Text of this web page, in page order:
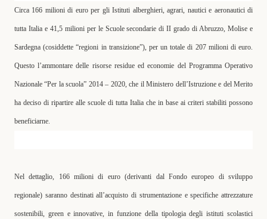
Circa 166 milioni di europer gli Istituti alberghieri, agrari, nautici e aeronautici di
tutta Italia e 41,5 milioniper le Scuole secondarie di II grado di Abruzzo, Molise e
Sardegna (cosiddette “regioni in transizione”), per un totale di 207 milioni di euro.
Questo l’ammontare delle risorse residue ed economie del Programma Operativo
Nazionale “Per la scuola” 2014 – 2020, che il Ministero dell’Istruzione e del Merito
ha deciso di ripartire alle scuole di tutta Italia che in base ai criteri stabiliti possono
beneficiarne.
Nel dettaglio, 166 milioni di euro (derivanti dal Fondo europeo di sviluppo
regionale) saranno destinati all’acquisto di strumentazione e specifiche attrezzature
sostenibili, green e innovative, in funzione della tipologia degliistituti scolastici